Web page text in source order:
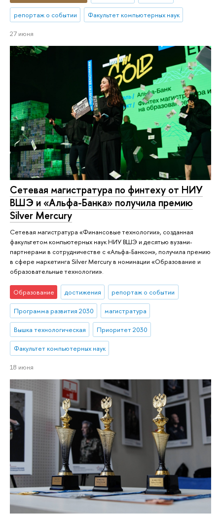
репортаж о событии Факультет компьютерных наук
27 июня
Сетевая магистратура по финтеху от НИУ
ВШЭ и «Альфа-Банка» получила премию
Silver Mercury
Сетевая магистратура «Финансовые технологии», созданная
факультетом компьютерных наук НИУ ВШЭ и десятью вузами-
партнерами в сотрудничестве с «Альфа-Банком», получила премию
в сфере маркетинга Silver Mercury в номинации «Образование и
образовательные технологии».
Образование достижения репортаж о событии
Программа развития 2030 магистратура
Вышка технологическая Приоритет 2030
Факультет компьютерных наук
18 июня